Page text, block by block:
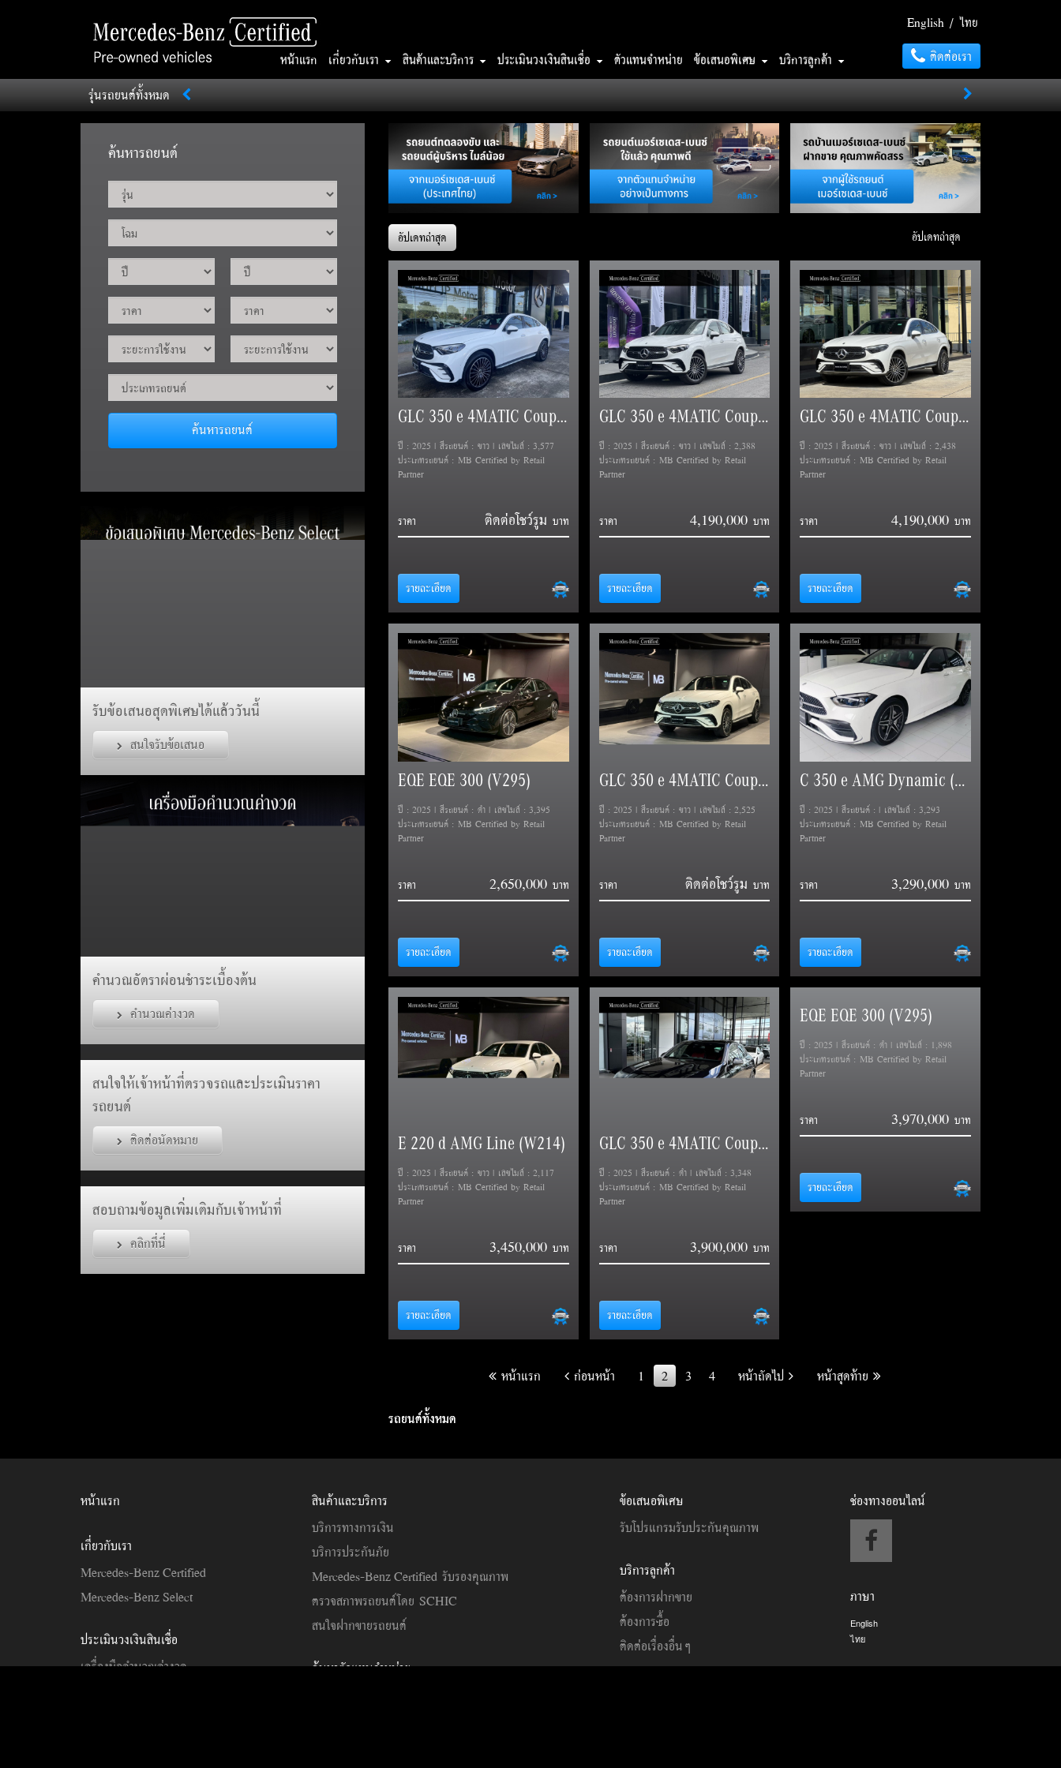
English / ไทย
หน้าแรก เกี่ยวกับเรา สินค้าและบริการ ประเมินวงเงินสินเชื่อ ตัวแทนจำหน่าย ข้อเสนอพิเศษ บริการลูกค้า
ติดต่อเรา
รุ่นรถยนต์ทั้งหมด
ค้นหารถยนต์
ค้นหารถยนต์
อัปเดทล่าสุด
GLC 350 e 4MATIC Coupe AMG Dynamic (C254)
ปี : 2025 | สีรถยนต์ : ขาว | เลขไมล์ : 3,577
ประเภทรถยนต์ : MB Certified by Retail
Partner
ราคา ติดต่อโชว์รูม
รายละเอียด
GLC 350 e 4MATIC Coupe AMG Dynamic (C254)
ปี : 2025 | สีรถยนต์ : ขาว | เลขไมล์ : 2,388
ประเภทรถยนต์ : MB Certified by Retail
Partner
ราคา 4,190,000
รายละเอียด
GLC 350 e 4MATIC Coupe AMG Dynamic (C254)
ปี : 2025 | สีรถยนต์ : ขาว | เลขไมล์ : 2,438
ประเภทรถยนต์ : MB Certified by Retail
Partner
ราคา 4,190,000
รายละเอียด
EQE EQE 300 (V295)
ปี : 2025 | สีรถยนต์ : ดำ | เลขไมล์ : 3,395
ประเภทรถยนต์ : MB Certified by Retail
Partner
ราคา 2,650,000
รายละเอียด
GLC 350 e 4MATIC Coupe AMG Dynamic (C254)
ปี : 2025 | สีรถยนต์ : ขาว | เลขไมล์ : 2,525
ประเภทรถยนต์ : MB Certified by Retail
Partner
ราคา ติดต่อโชว์รูม
รายละเอียด
C 350 e AMG Dynamic (W206)
ปี : 2025 | สีรถยนต์ : | เลขไมล์ : 3,293
ประเภทรถยนต์ : MB Certified by Retail
Partner
ราคา 3,290,000
รายละเอียด
E 220 d AMG Line (W214)
ปี : 2025 | สีรถยนต์ : ขาว | เลขไมล์ : 2,117
ประเภทรถยนต์ : MB Certified by Retail
Partner
ราคา 3,450,000
รายละเอียด
GLC 350 e 4MATIC Coupe AMG Dynamic (C254)
ปี : 2025 | สีรถยนต์ : ดำ | เลขไมล์ : 3,348
ประเภทรถยนต์ : MB Certified by Retail
Partner
ราคา 3,900,000
รายละเอียด
EQE EQE 300 (V295)
ปี : 2025 | สีรถยนต์ : ดำ | เลขไมล์ : 1,898
ประเภทรถยนต์ : MB Certified by Retail
Partner
ราคา 3,970,000
รายละเอียด
หน้าแรก ก่อนหน้า 1 2 3 4 หน้าถัดไป
หน้าสุดท้าย
รถยนต์ทั้งหมด
รับข้อเสนอสุดพิเศษได้แล้ววันนี้
สนใจรับข้อเสนอ
คำนวณอัตราผ่อนชำระเบื้องต้น
คำนวณค่างวด
สนใจให้เจ้าหน้าที่ตรวจรถและประเมินราคา
รถยนต์
ติดต่อนัดหมาย
สอบถามข้อมูลเพิ่มเติมกับเจ้าหน้าที่
คลิกที่นี่
หน้าแรก
เกี่ยวกับเรา
Mercedes-Benz Certified
Mercedes-Benz Select
ประเมินวงเงินสินเชื่อ
เครื่องมือคำนวณค่างวด
สินค้าและบริการ
บริการทางการเงิน
บริการประกันภัย
Mercedes-Benz Certified รับรองคุณภาพ
ตรวจสภาพรถยนต์โดย SCHIC
สนใจฝากขายรถยนต์
ค้นหาตัวแทนจำหน่าย
ข้อเสนอพิเศษ
รับโปรแกรมรับประกันคุณภาพ
บริการลูกค้า
ต้องการฝากขาย
ต้องการซื้อ
ติดต่อเรื่องอื่นๆ
ช่องทางออนไลน์
ภาษา
English
ไทย